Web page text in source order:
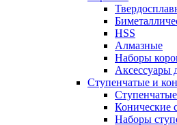
HSS
Алмазные
Наборы
Аксессуары
Ступенчатые и
Конические
Наборы